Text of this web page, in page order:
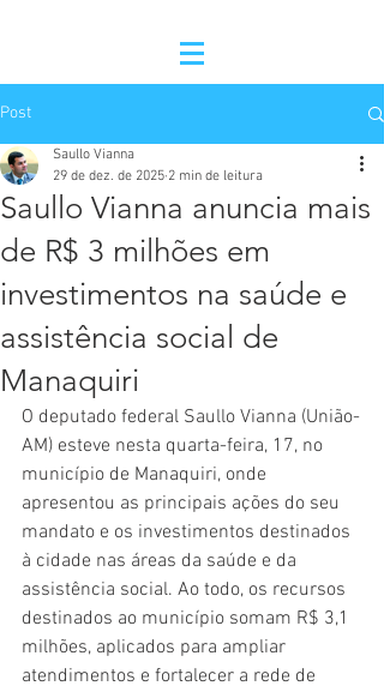
Post
Saullo Vianna anuncia mais
de R$ 3 milhões em
investimentos na saúde e
assistência social de
Manaquiri
Saullo Vianna
29 de dez. de 2025 2 min de leitura
O deputado federal Saullo Vianna (União-
AM) esteve nesta quarta-feira, 17, no
município de Manaquiri, onde
apresentou as principais ações do seu
mandato e os investimentos destinados
à cidade nas áreas da saúde e da
assistência social. Ao todo, os recursos
destinados ao município somam R$ 3,1
milhões, aplicados para ampliar
atendimentos e fortalecer a rede de